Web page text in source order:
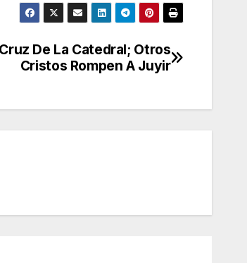
De La Catedral; Otros
Cristos Rompen A Juyir